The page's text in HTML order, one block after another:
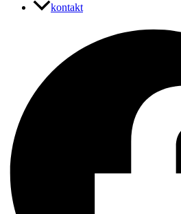
kontakt